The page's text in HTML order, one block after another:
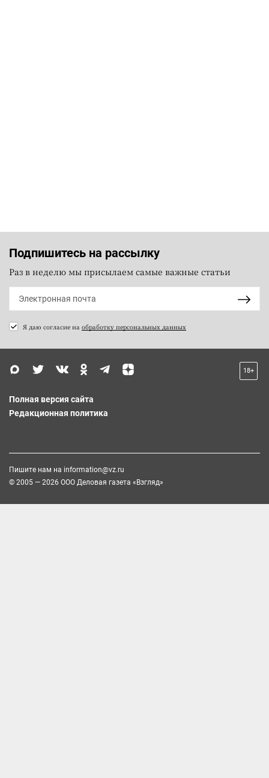
Подпишитесь на рассылку
Раз в неделю мы присылаем самые важные статьи
Я даю согласие на обработку персональных данных
18+
Полная версия сайта
Редакционная политика
Пишите нам на information@vz.ru
© 2005 — 2026 ООО Деловая газета «Взгляд»